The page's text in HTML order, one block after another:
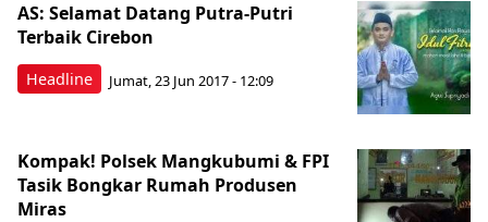
Headline
AS: Selamat Datang Putra-Putri
Terbaik Cirebon
Jumat, 23 Jun 2017 - 12:09
Kompak! Polsek Mangkubumi & FPI
Tasik Bongkar Rumah Produsen
Miras